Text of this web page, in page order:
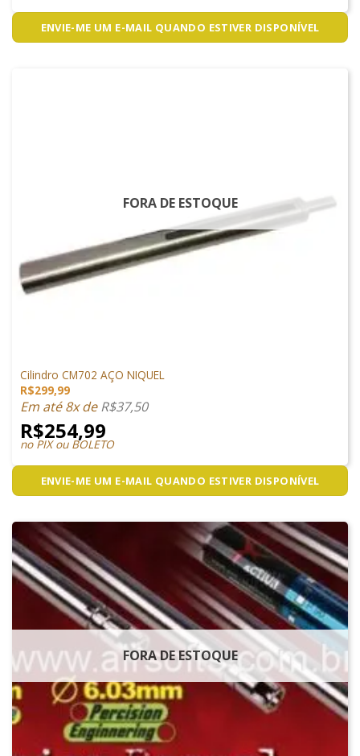
ENVIE-ME UM E-MAIL QUANDO ESTIVER DISPONÍVEL
FORA DE ESTOQUE
Cilindro CM702 AÇO NIQUEL
R$299,99
Em até 8x deR$37,50
R$254,99
no PIX ou BOLETO
ENVIE-ME UM E-MAIL QUANDO ESTIVER DISPONÍVEL
FORA DE ESTOQUE